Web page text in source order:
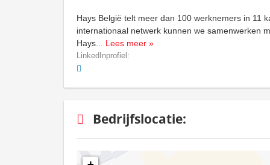
Hays België telt meer dan 100 werknemers in 11
internationaal netwerk kunnen we samenwerken
Hays
Lees meer »
LinkedInprofiel:
Bedrijfslocatie: